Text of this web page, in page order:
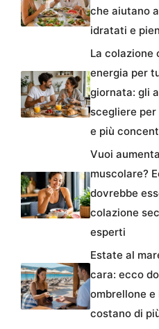
che aiutano
idratati e
La colazione
energia per
giornata: gli
scegliere
e più
Vuoi
muscolare?
dovrebbe
colazione
esperti
Estate al
cara: ecco
ombrellone
costano di